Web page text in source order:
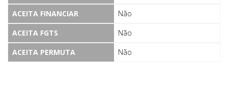
ACEITA FINANCIAR
Não
ACEITA FGTS
Não
ACEITA PERMUTA
Não